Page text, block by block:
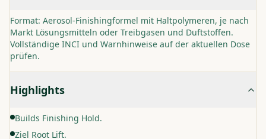
Format: Aerosol-Finishingformel mit Haltpolymeren, je nach
Markt Lösungsmitteln oder Treibgasen und Duftstoffen.
Vollständige INCI und Warnhinweise auf der aktuellen Dose
prüfen.
Highlights
Builds Finishing Hold.
Ziel Root Lift.